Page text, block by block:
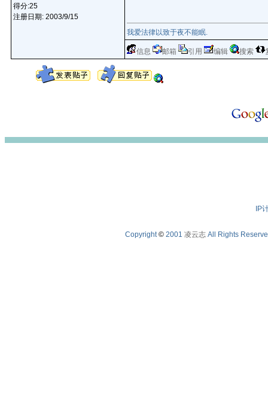
得分:25
注册日期: 2003/9/15
我爱法律以致于夜不能眠.
信息 邮箱 引用 编辑 搜索
IP
Copyright© 2001 凌云志 All Rights